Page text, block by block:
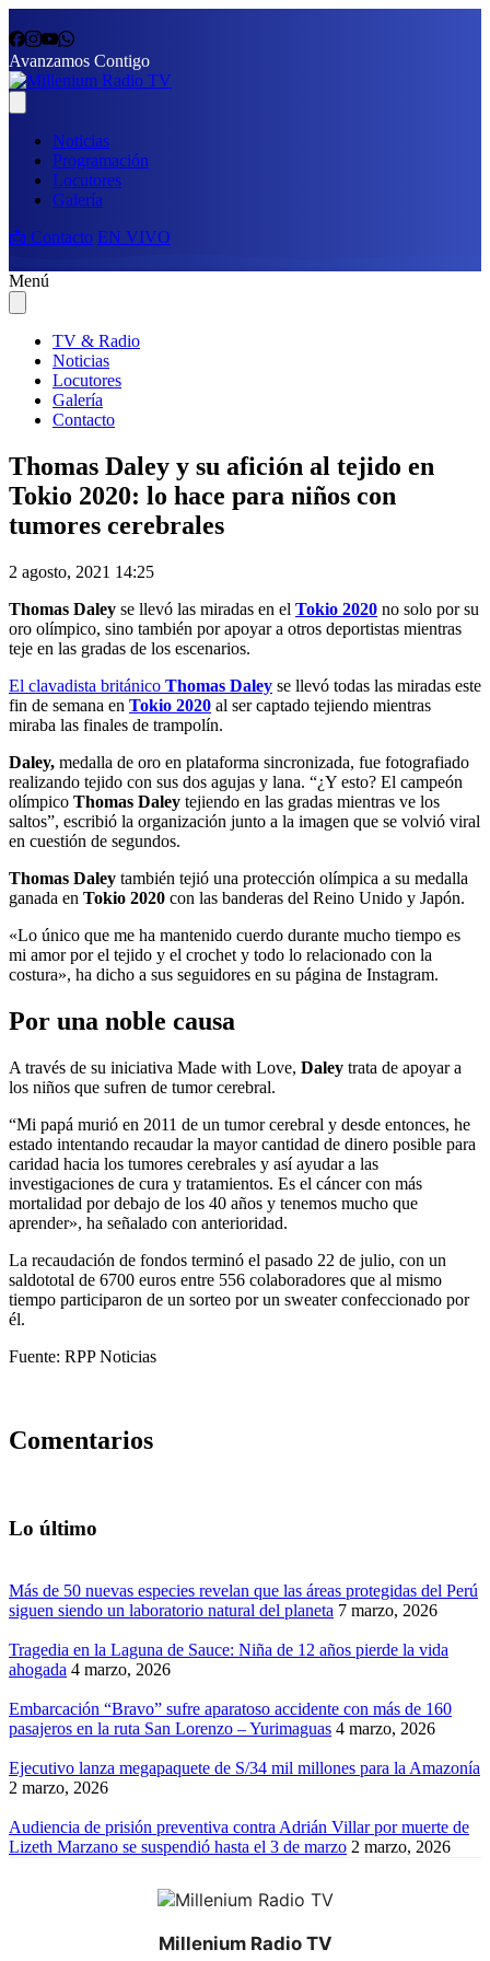
Avanzamos Contigo
Noticias
Programación
Locutores
Galería
📩 Contacto EN VIVO
Menú
TV & Radio
Noticias
Locutores
Galería
Contacto
Thomas Daley y su afición al tejido en
Tokio 2020: lo hace para niños con
tumores cerebrales
2 agosto, 2021 14:25
Thomas Daley se llevó las miradas en el Tokio 2020 no solo por su
oro olímpico, sino también por apoyar a otros deportistas mientras
teje en las gradas de los escenarios.
El clavadista británico Thomas Daley se llevó todas las miradas este
fin de semana en Tokio 2020 al ser captado tejiendo mientras
miraba las finales de trampolín.
Daley, medalla de oro en plataforma sincronizada, fue fotografiado
realizando tejido con sus dos agujas y lana. “¿Y esto? El campeón
olímpico Thomas Daley tejiendo en las gradas mientras ve los
saltos”, escribió la organización junto a la imagen que se volvió viral
en cuestión de segundos.
Thomas Daley también tejió una protección olímpica a su medalla
ganada en Tokio 2020 con las banderas del Reino Unido y Japón.
«Lo único que me ha mantenido cuerdo durante mucho tiempo es
mi amor por el tejido y el crochet y todo lo relacionado con la
costura», ha dicho a sus seguidores en su página de Instagram.
Por una noble causa
A través de su iniciativa Made with Love, Daley trata de apoyar a
los niños que sufren de tumor cerebral.
“Mi papá murió en 2011 de un tumor cerebral y desde entonces, he
estado intentando recaudar la mayor cantidad de dinero posible para
caridad hacia los tumores cerebrales y así ayudar a las
investigaciones de cura y tratamientos. Es el cáncer con más
mortalidad por debajo de los 40 años y tenemos mucho que
aprender», ha señalado con anterioridad.
La recaudación de fondos terminó el pasado 22 de julio, con un
saldototal de 6700 euros entre 556 colaboradores que al mismo
tiempo participaron de un sorteo por un sweater confeccionado por
él.
Fuente: RPP Noticias
Comentarios
Lo último
Más de 50 nuevas especies revelan que las áreas protegidas del Perú
siguen siendo un laboratorio natural del planeta 7 marzo, 2026
Tragedia en la Laguna de Sauce: Niña de 12 años pierde la vida
ahogada 4 marzo, 2026
Embarcación “Bravo” sufre aparatoso accidente con más de 160
pasajeros en la ruta San Lorenzo – Yurimaguas 4 marzo, 2026
Ejecutivo lanza megapaquete de S/34 mil millones para la Amazonía
2 marzo, 2026
Audiencia de prisión preventiva contra Adrián Villar por muerte de
Lizeth Marzano se suspendió hasta el 3 de marzo 2 marzo, 2026
Millenium Radio TV